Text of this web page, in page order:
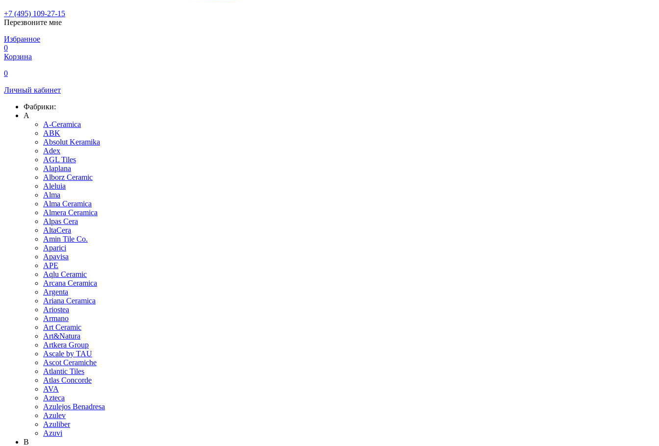
+7 (495) 109-27-15
Перезвоните мне
Избранное
0
Корзина
0
Личный кабинет
Фабрики:
A
A-Ceramica
ABK
Absolut Keramika
Adex
AGL Tiles
Alaplana
Alborz Ceramic
Aleluia
Alma
Alma Ceramica
Almera Ceramica
Alpas Cera
AltaCera
Amin Tile Co.
Aparici
Apavisa
APE
Aqlu Ceramic
Arcana Ceramica
Argenta
Ariana Ceramica
Ariostea
Armano
Art Ceramic
Art&Natura
Artkera Group
Ascale by TAU
Ascot Ceramiche
Atlantic Tiles
Atlas Concorde
AVA
Azteca
Azulejos Benadresa
Azulev
Azuliber
Azuvi
B